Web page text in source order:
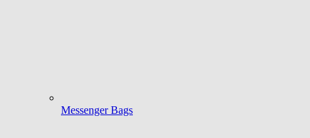
Messenger Bags